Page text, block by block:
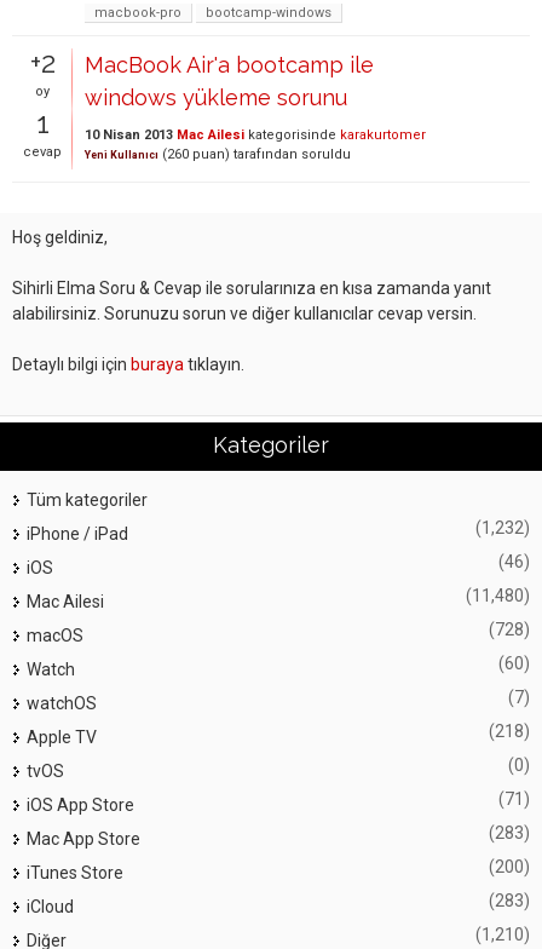
macbook-pro
bootcamp-windows
+2
oy
1
cevap
MacBook Air'a bootcamp ile
windows yükleme sorunu
10 Nisan 2013 Mac Ailesi kategorisinde karakurtomer
Yeni Kullanıcı (260 puan) tarafından soruldu
Hoş geldiniz,
Sihirli Elma Soru & Cevap ile sorularınıza en kısa zamanda yanıt
alabilirsiniz. Sorunuzu sorun ve diğer kullanıcılar cevap versin.
Detaylı bilgi için buraya tıklayın.
Kategoriler
Tüm kategoriler
iPhone / iPad
(1,232)
iOS (46)
Mac Ailesi (11,480)
macOS (728)
Watch (60)
watchOS (7)
Apple TV (218)
tvOS (0)
iOS App Store (71)
Mac App Store (283)
iTunes Store (200)
iCloud (283)
Diğer (1,210)